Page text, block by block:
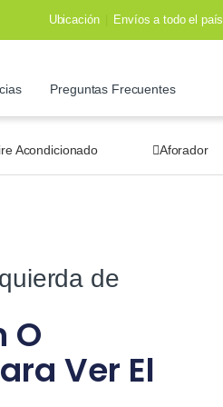
Ubicación Envíos a todo el país
Preguntas Frecuentes
Acondicionado Aforador
de
O
Ver El